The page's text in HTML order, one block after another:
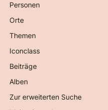
Personen
Orte
Themen
Iconclass
Beiträge
Alben
Zur erweiterten Suche